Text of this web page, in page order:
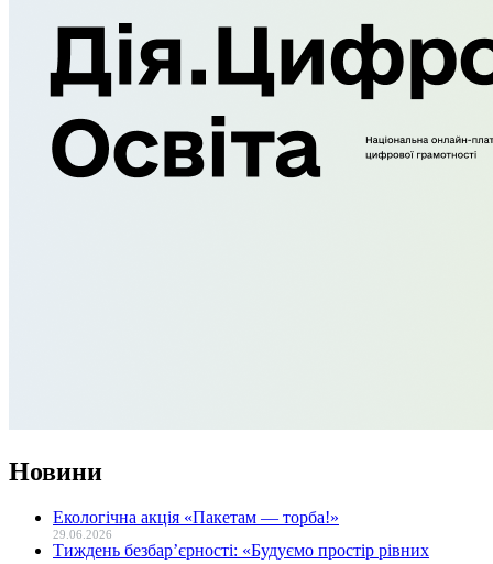
Новини
Екологічна акція «Пакетам — торба!»
29.06.2026
Тиждень безбар’єрності: «Будуємо простір рівних